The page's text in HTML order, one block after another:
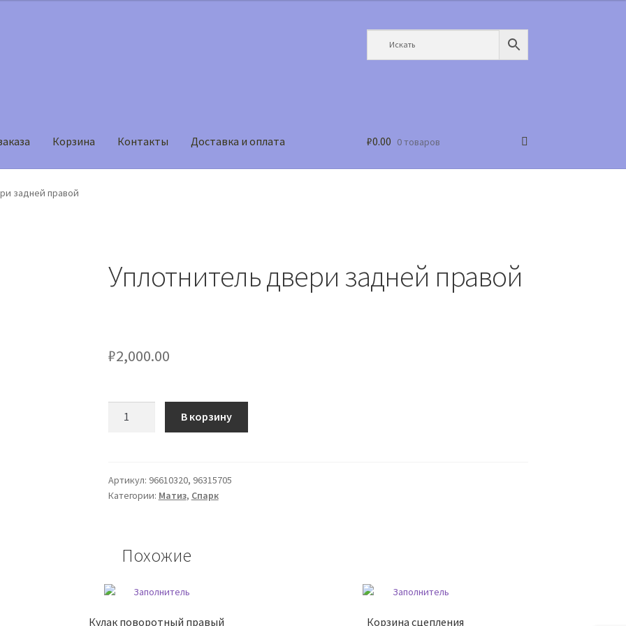
Корзина Контакты Доставка и оплата
Мой аккаунт Оформление заказа
₽0.00 0 товаров
задней правой
Уплотнитель двери задней правой
₽2,000.00
задней
правой
В корзину
Артикул: 96610320, 96315705
Категории: Матиз, Спарк
Похожие
Кулак поворотный правый Корзина сцепления